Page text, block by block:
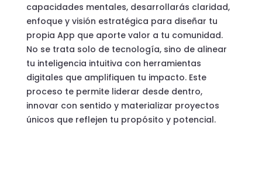
capacidades mentales, desarrollarás claridad,
enfoque y visión estratégica para diseñar tu
propia App que aporte valor a tu comunidad.
No se trata solo de tecnología, sino de alinear
tu inteligencia intuitiva con herramientas
digitales que amplifiquen tu impacto. Este
proceso te permite liderar desde dentro,
innovar con sentido y materializar proyectos
únicos que reflejen tu propósito y potencial.